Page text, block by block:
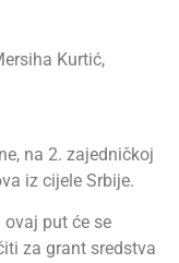
Kurtić,
na 2. zajedničkoj
iz cijele Srbije.
ovaj put će se
za grant sredstva